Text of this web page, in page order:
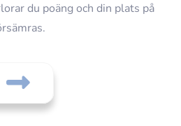
du poäng och din plats på